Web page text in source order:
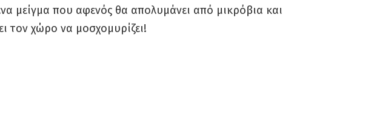
μείγμα που αφενός θα απολυμάνει από μικρόβια και
τον χώρο να μοσχομυρίζει!